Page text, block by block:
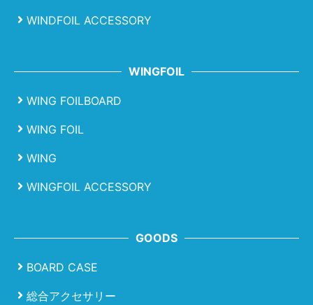
WINDFOIL ACCESSORY
WINGFOIL
WING FOILBOARD
WING FOIL
WING
WINGFOIL ACCESSORY
GOODS
BOARD CASE
総合アクセサリー